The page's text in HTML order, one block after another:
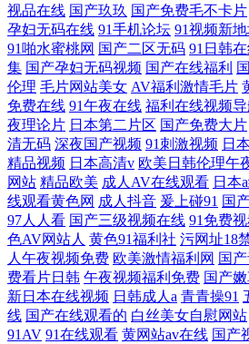
视品在线 国产玖玖 国产免费毛不卡片
孕妇无码在线 91手机论坛 91视频新
91啪水蜜桃网 国产二区无码 91日韩
集 国产孕妇无码视频 国产在线福利
伦理 毛片网站美女 AV福利激情毛片
免费在线 91午夜在线 福利在线视频导
夜理论片 日本第二片区 国产免费大片
清无码 深夜国产视频 91刺激视频 日
精品视频 日本高清v 欧美日韩伦理午
网站 精品欧美 成人AV在线观看 日本
线观看黄色网 成人抖音 爰上碰91 国
97人人看 国产三级视频在线 91免费
色AV网站人 黄色91福利社 污网址18
人午夜视频免费 欧美激情福利网 国
费看片日韩 午夜视频福利免费 国产
新日本在线视频 日韩成人a 青青操91
线 国产在线观看的 白丝美女自慰网站
91AV 91在线观看 黄网站av在线 国产